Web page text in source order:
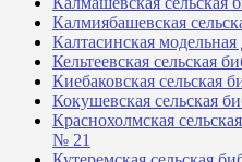
Калмиябашевская
Калтасинская модельная
Кельтеевская сельская
Киебаковская сельская
Кокушевская сельская
Краснохолмская
№ 21